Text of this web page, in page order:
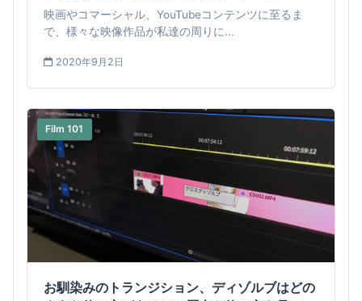
映画やコマーシャル、YouTubeコンテンツに至るま
で、様々な映像作品が私達の周りに...
2020年9月2日
Film 101
お馴染みのトランジション、ディゾルブはどの